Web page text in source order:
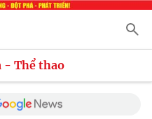
- Thể thao